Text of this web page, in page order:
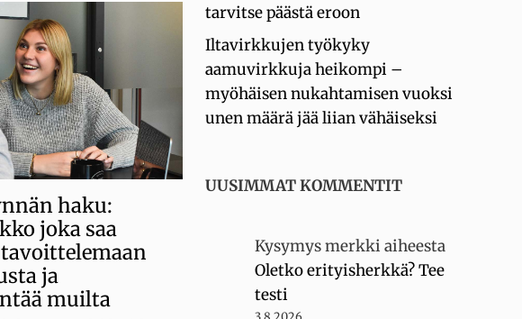
haku:
joka saa
ja
muilta
tarvitse päästä eroon
Iltavirkkujen työkyky
aamuvirkkuja heikompi –
myöhäisen nukahtamisen vuoksi
unen määrä jää liian vähäiseksi
UUSIMMAT KOMMENTIT
Kysymys merkki aiheesta
Oletko erityisherkkä? Tee
testi